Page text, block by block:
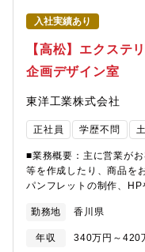
入社実績あり
【高松】エクステ
企画デザイン室
東洋工業株式会社
正社員 学歴不問
■業務概要：主に営業が
等を作成したり、商品を
パンフレットの制作、
にやり取りできるようバ
詳細：エクステリア製品
のデザイン図作成／自社
勤務地 香川県
年収 340万円～420